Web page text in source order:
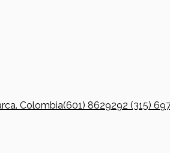
Colombia(601) 8629292 (315)